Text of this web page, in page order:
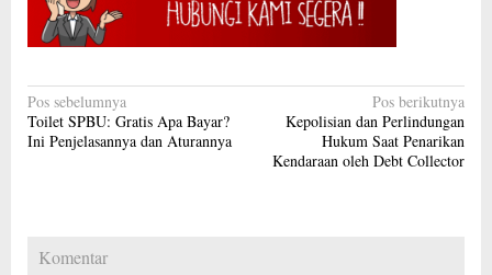
Navigasi
pos
Pos sebelumnya
Toilet SPBU: Gratis Apa Bayar?
Ini Penjelasannya dan Aturannya
Pos berikutnya
Kepolisian dan Perlindungan
Hukum Saat Penarikan
Kendaraan oleh Debt Collector
Komentar